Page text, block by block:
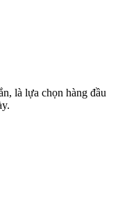
là lựa chọn hàng đầu